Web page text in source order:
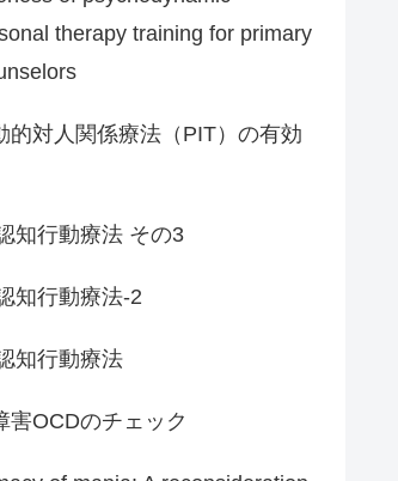
therapy training for primary
的対人関係療法（PIT）の有効
知行動療法 その3
知行動療法-2
知行動療法
害OCDのチェック